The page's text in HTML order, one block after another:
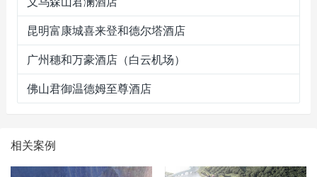
昆明富康城喜来登和德尔塔酒店
广州穗和万豪酒店（白云机场）
佛山君御温德姆至尊酒店
相关案例